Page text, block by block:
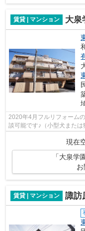
賃貸 | マンション 大泉
2020年4月フルリフォーム
談可能です♪（小型犬また
です☆
現在
「大泉学
賃貸 | マンション 諏訪